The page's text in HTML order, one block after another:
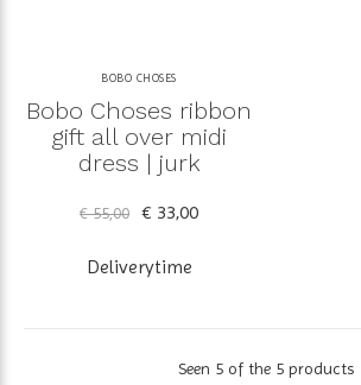
BOBO CHOSES
Bobo Choses ribbon
gift all over midi
dress | jurk
€ 55,00 € 33,00
Deliverytime
Seen 5 of the 5 products